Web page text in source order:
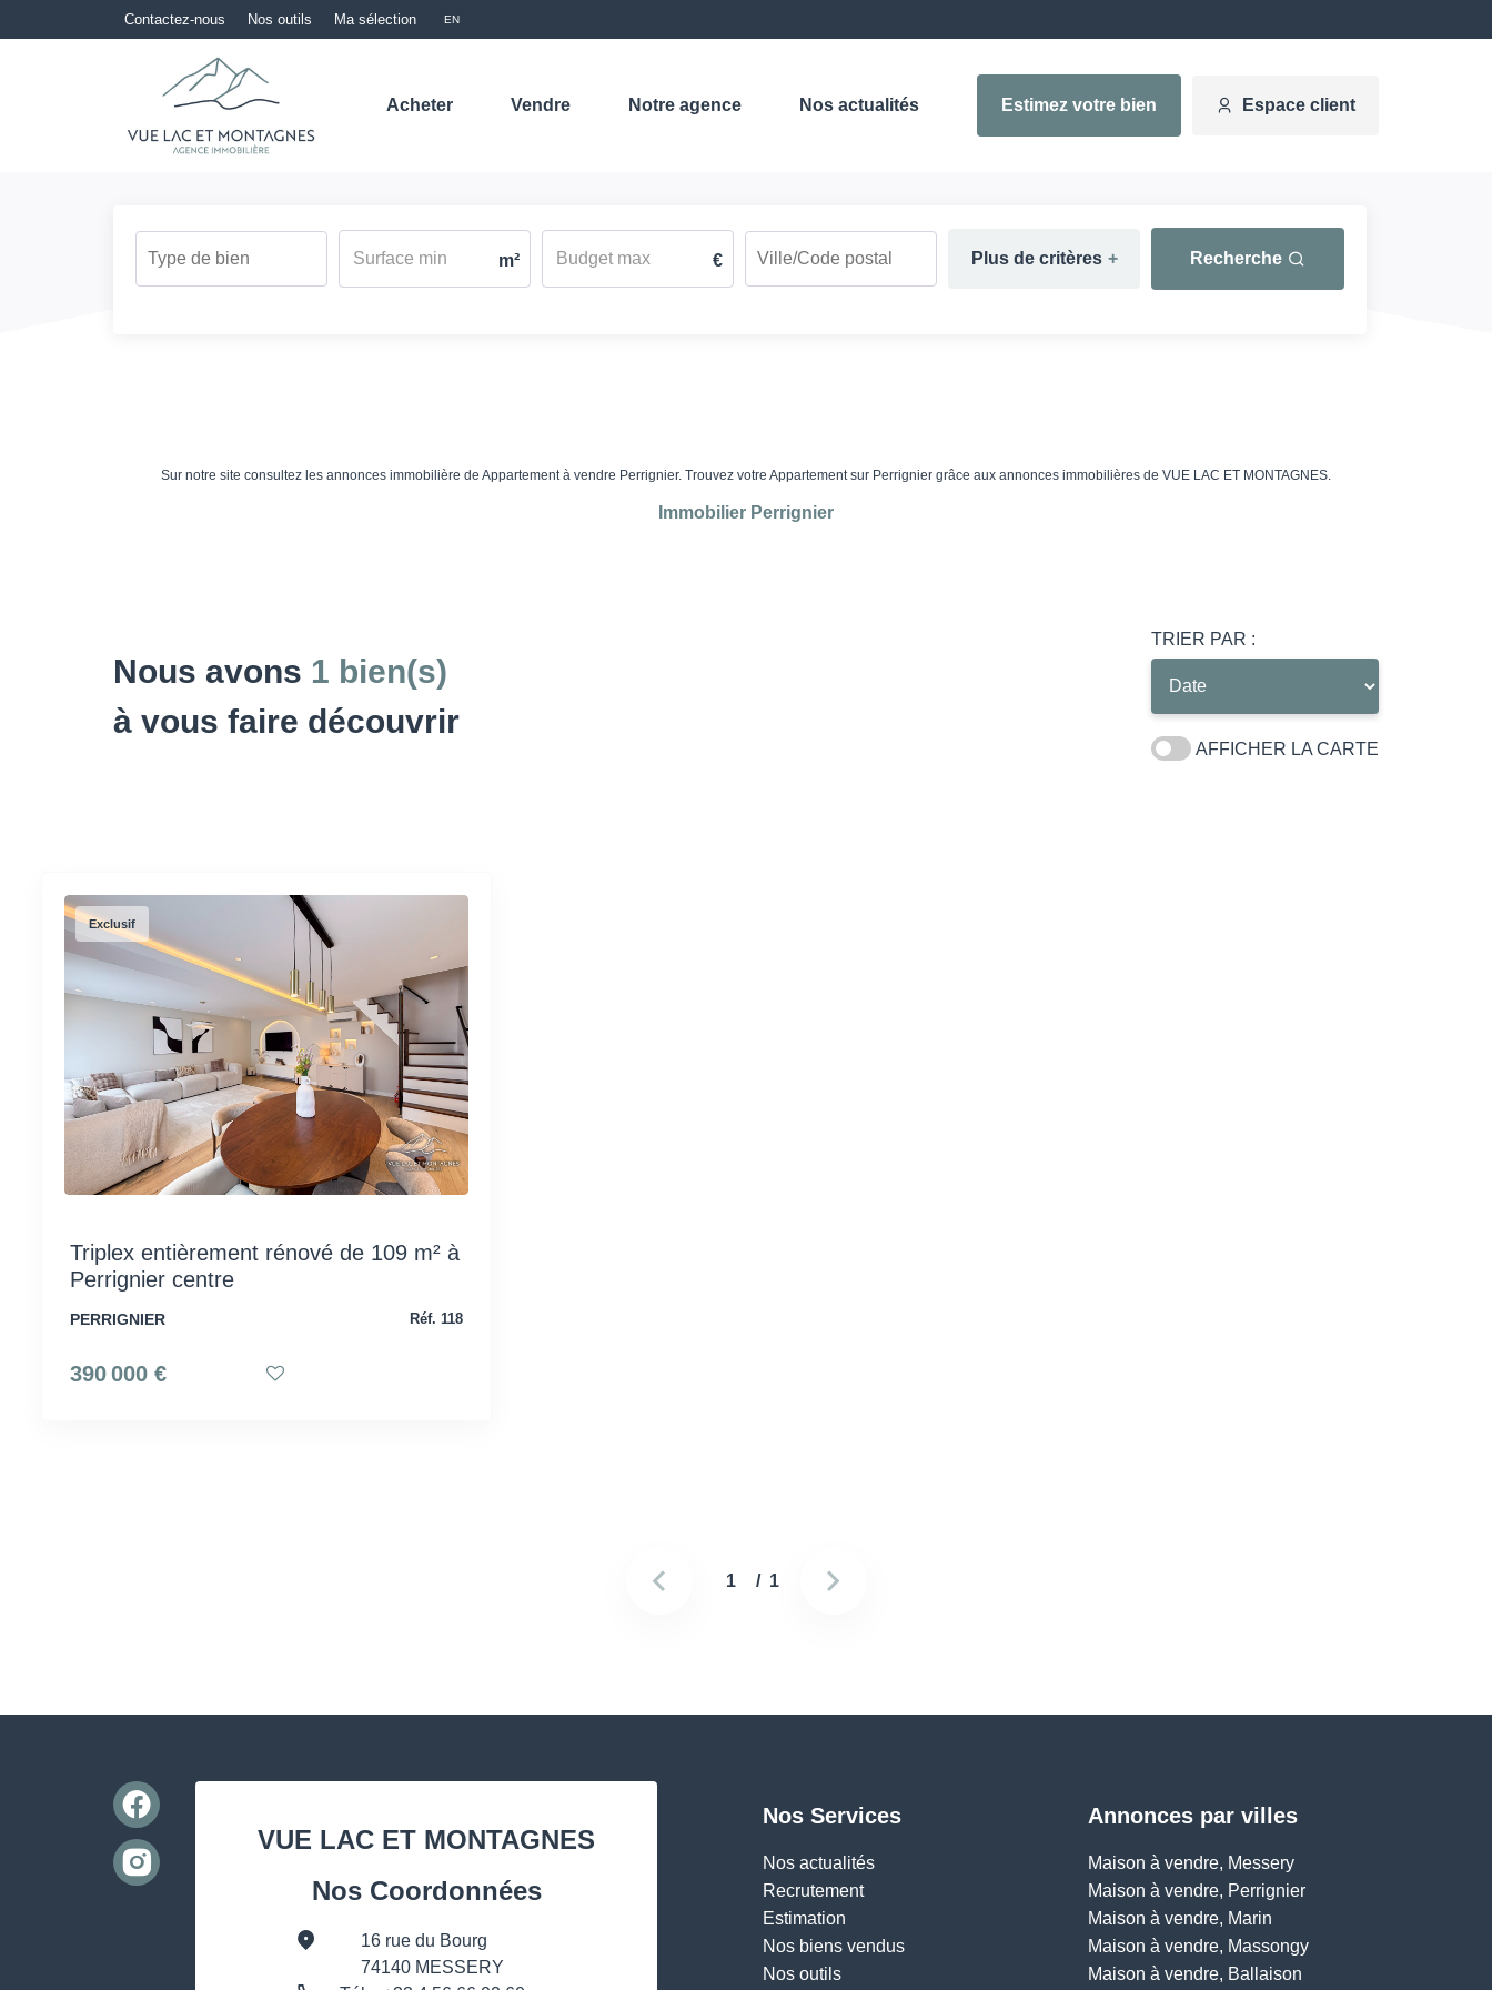
Contactez-nous Nos outils Ma sélection EN
Acheter Vendre Notre agence Nos actualités Estimez votre bien Espace client
m² € Plus de critères + Recherche
Sur notre site consultez les annonces immobilière de Appartement à vendre Perrignier. Trouvez votre Appartement sur Perrignier grâce aux annonces immobilières de VUE LAC ET MONTAGNES.
Immobilier Perrignier
Nous avons 1 bien(s)
à vous faire découvrir
TRIER PAR :
AFFICHER LA CARTE
Exclusif
Triplex entièrement rénové de 109 m² à
Perrignier centre
PERRIGNIER Réf. 118
390 000 €
1 / 1
VUE LAC ET MONTAGNES
Nos Coordonnées
16 rue du Bourg
74140 MESSERY
Nos Services
Nos actualités
Recrutement
Estimation
Nos biens vendus
Nos outils
Annonces par villes
Maison à vendre, Messery
Maison à vendre, Perrignier
Maison à vendre, Marin
Maison à vendre, Massongy
Maison à vendre, Ballaison